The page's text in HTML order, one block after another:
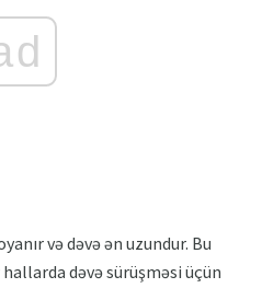
və dəvə ən uzundur. Bu
dəvə sürüşməsi üçün